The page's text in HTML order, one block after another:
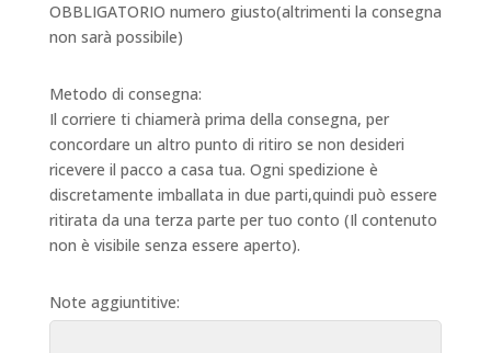
OBBLIGATORIO numero giusto(altrimenti la consegna
non sarà possibile)
Metodo di consegna:
Il corriere ti chiamerà prima della consegna, per
concordare un altro punto di ritiro se non desideri
ricevere il pacco a casa tua. Ogni spedizione è
discretamente imballata in due parti,quindi può essere
ritirata da una terza parte per tuo conto (Il contenuto
non è visibile senza essere aperto).
Note aggiuntitive: